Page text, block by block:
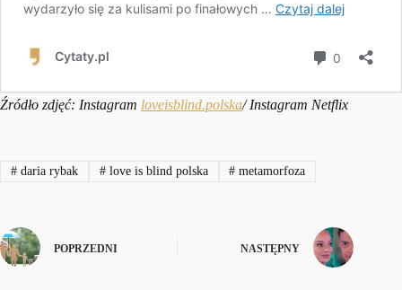
Źródło zdjęć: Instagram loveisblind.polska/ Instagram Netflix
#daria rybak #love is blind polska # metamorfoza
POPRZEDNI NASTĘPNY